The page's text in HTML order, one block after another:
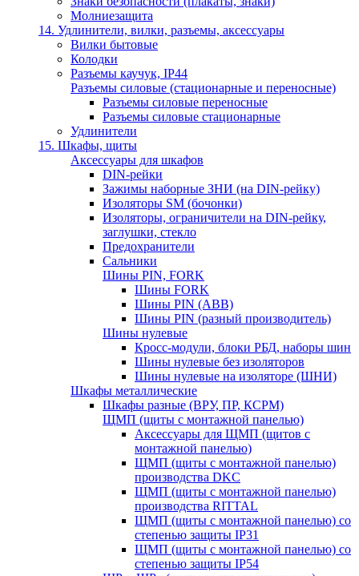
Молниезащита
14. Удлинители, вилки, разъемы, аксессуары
Вилки бытовые
Колодки
Разъемы каучук, IP44
Разъемы силовые (стационарные и переносные)
Разъемы силовые переносные
Разъемы силовые стационарные
Удлинители
15. Шкафы, щиты
Аксессуары для шкафов
DIN-рейки
Зажимы наборные ЗНИ (на DIN-рейку)
Изоляторы SM (бочонки)
Изоляторы, ограничители на DIN-рейку,
заглушки, стекло
Предохранители
Сальники
Шины PIN, FORK
Шины FORK
Шины PIN (АВВ)
Шины PIN (разный производитель)
Шины нулевые
Кросс-модули, блоки РБД, наборы шин
Шины нулевые без изоляторов
Шины нулевые на изоляторе (ШНИ)
Шкафы металлические
Шкафы разные (ВРУ, ПР, КСРМ)
ЩМП (щиты с монтажной панелью)
Аксессуары для ЩМП (щитов с
монтажной панелью)
ЩМП (щиты с монтажной панелью)
производства DKC
ЩМП (щиты с монтажной панелью)
производства RITTAL
ЩМП (щиты с монтажной панелью) со
степенью защиты IP31
ЩМП (щиты с монтажной панелью) со
степенью защиты IP54